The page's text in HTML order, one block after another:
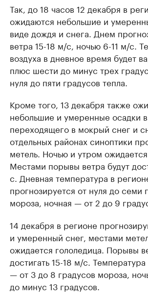
Так, до 18 часов 12 декабря в
ожидаются небольшие и
виде дождя и снега. Днем
ветра 15-18 м/с, ночью 6-11 м/с.
воздуха в дневное время будет
плюс шести до минус трех
нуля до пяти градусов тепла.
Кроме того, 13 декабря также
небольшие и умеренные осадки
переходящего в мокрый снег и
отдельных районах синоптики
метель. Ночью и утром ожидается
Местами порывы ветра будут
с. Дневная температура в
прогнозируется от нуля до семи
мороза, ночная — от 2 до 9
14 декабря в регионе
и умеренный снег, местами
ожидается гололедица. Порывы
достигать 15-18 м/с.
— от 3 до 8 градусов мороза,
до минус 13 градусов.